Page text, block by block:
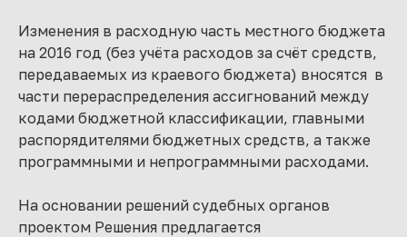
Изменения в расходную часть местного бюджета
на 2016 год (без учёта расходов за счёт средств,
передаваемых из краевого бюджета) вносятся в
части перераспределения ассигнований между
кодами бюджетной классификации, главными
распорядителями бюджетных средств, а также
программными и непрограммными расходами.
На основании решений судебных органов
проектом Решения предлагается